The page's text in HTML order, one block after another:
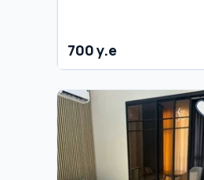
700 y.e